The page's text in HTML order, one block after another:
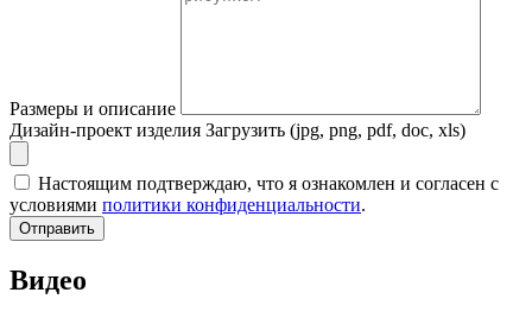
Размеры и описание
Дизайн-проект изделия Загрузить (jpg, png, pdf, doc, xls)
Настоящим подтверждаю, что я ознакомлен и согласен с
условиями политики конфиденциальности.
Отправить
Видео